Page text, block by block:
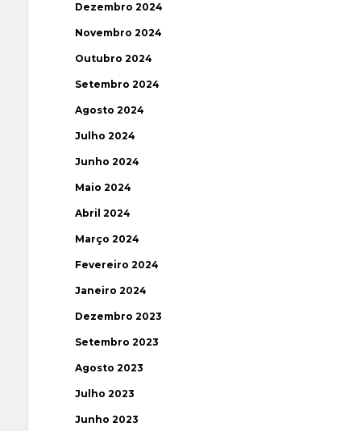
Dezembro 2024
Novembro 2024
Outubro 2024
Setembro 2024
Agosto 2024
Julho 2024
Junho 2024
Maio 2024
Abril 2024
Março 2024
Fevereiro 2024
Janeiro 2024
Dezembro 2023
Setembro 2023
Agosto 2023
Julho 2023
Junho 2023